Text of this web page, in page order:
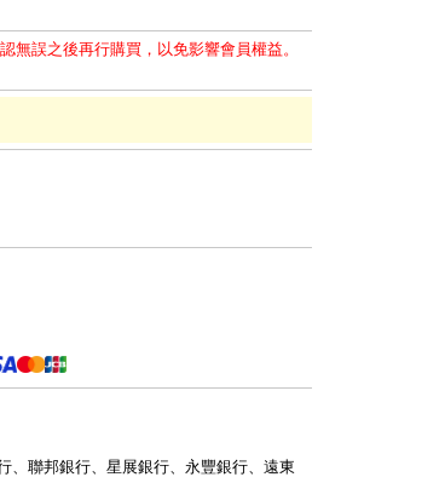
誤之後再行購買，以免影響會員權益。
、聯邦銀行、星展銀行、永豐銀行、遠東